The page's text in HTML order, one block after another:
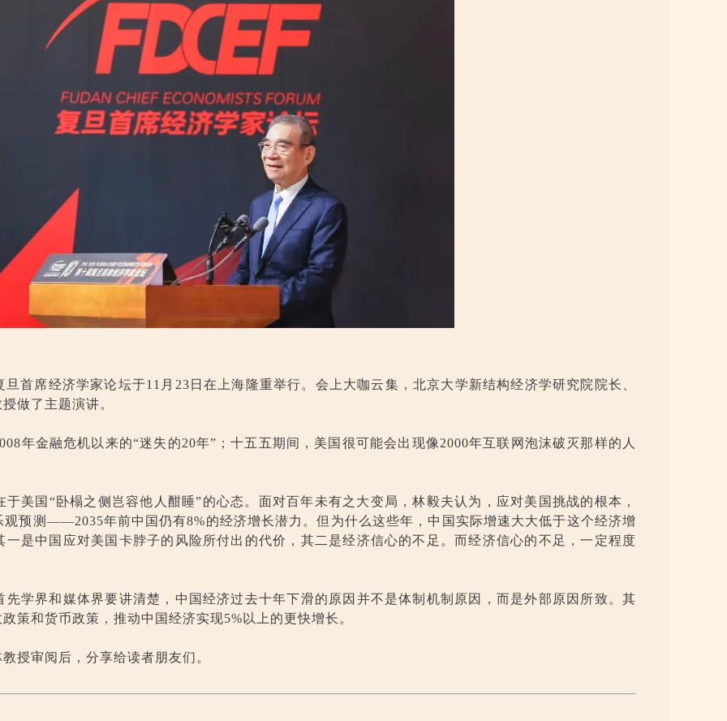
首席经济学家论坛于11月23日在上海隆重举行。会上大咖云集，北京大学新结构经济学研究院院长、
做了主题演讲。
年金融危机以来的“迷失的20年”；十五五期间，美国很可能会出现像2000年互联网泡沫破灭那样的人
美国“卧榻之侧岂容他人酣睡”的心态。面对百年未有之大变局，林毅夫认为，应对美国挑战的根本，
预测——2035年前中国仍有8%的经济增长潜力。但为什么这些年，中国实际增速大大低于这个经济增
是中国应对美国卡脖子的风险所付出的代价，其二是经济信心的不足。而经济信心的不足，一定程度
学界和媒体界要讲清楚，中国经济过去十年下滑的原因并不是体制机制原因，而是外部原因所致。其
策和货币政策，推动中国经济实现5%以上的更快增长。
授审阅后，分享给读者朋友们。